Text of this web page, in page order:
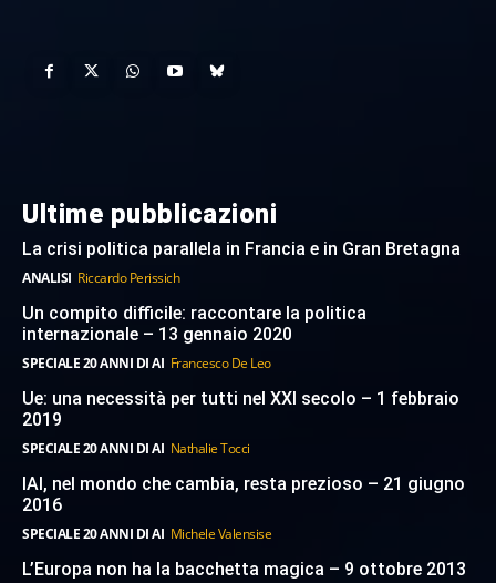
Ultime pubblicazioni
La crisi politica parallela in Francia e in Gran Bretagna
ANALISI Riccardo Perissich
Un compito difficile: raccontare la politica
internazionale – 13 gennaio 2020
SPECIALE 20 ANNI DI AI Francesco De Leo
Ue: una necessità per tutti nel XXI secolo – 1 febbraio
2019
SPECIALE 20 ANNI DI AI Nathalie Tocci
IAI, nel mondo che cambia, resta prezioso – 21 giugno
2016
SPECIALE 20 ANNI DI AI Michele Valensise
L’Europa non ha la bacchetta magica – 9 ottobre 2013